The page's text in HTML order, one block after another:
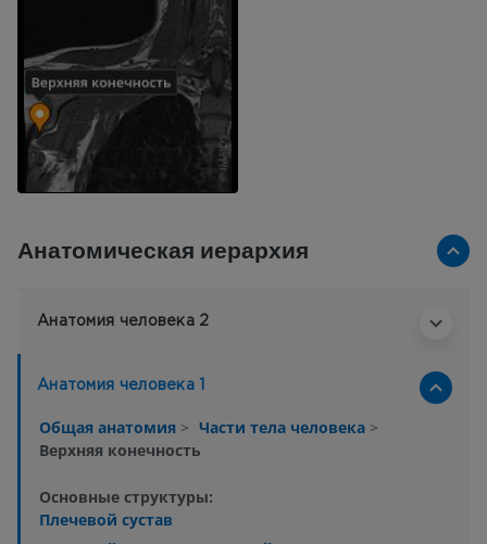
Анатомическая иерархия
Анатомия человека 2
Анатомия человека 1
Общая анатомия > Части тела человека >
Верхняя конечность
Основные структуры:
Плечевой сустав